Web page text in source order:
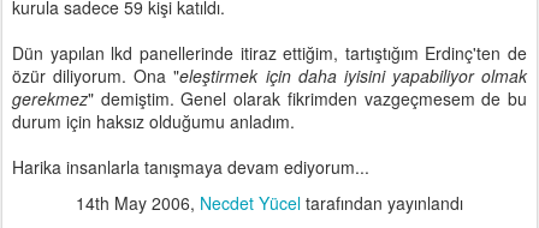
kurula sadece 59 kişi katıldı.
Dün yapılan lkd panellerinde itiraz ettiğim, tartıştığım Erdinç'ten de
özür diliyorum. Ona "eleştirmek için daha iyisini yapabiliyor olmak
gerekmez" demiştim. Genel olarak fikrimden vazgeçmesem de bu
durum için haksız olduğumu anladım.
Harika insanlarla tanışmaya devam ediyorum...
14th May 2006, Necdet Yücel tarafından yayınlandı